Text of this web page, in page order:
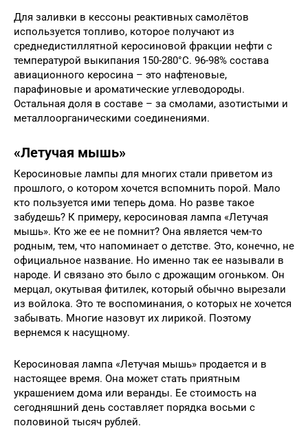
Для заливки в кессоны реактивных самолётов
используется топливо, которое получают из
среднедистиллятной керосиновой фракции нефти с
температурой выкипания 150-280°С. 96-98% состава
авиационного керосина – это нафтеновые,
парафиновые и ароматические углеводороды.
Остальная доля в составе – за смолами, азотистыми и
металлоорганическими соединениями.
«Летучая мышь»
Керосиновые лампы для многих стали приветом из
прошлого, о котором хочется вспомнить порой. Мало
кто пользуется ими теперь дома. Но разве такое
забудешь? К примеру, керосиновая лампа «Летучая
мышь». Кто же ее не помнит? Она является чем-то
родным, тем, что напоминает о детстве. Это, конечно, не
официальное название. Но именно так ее называли в
народе. И связано это было с дрожащим огоньком. Он
мерцал, окутывая фитилек, который обычно вырезали
из войлока. Это те воспоминания, о которых не хочется
забывать. Многие назовут их лирикой. Поэтому
вернемся к насущному.
Керосиновая лампа «Летучая мышь» продается и в
настоящее время. Она может стать приятным
украшением дома или веранды. Ее стоимость на
сегодняшний день составляет порядка восьми с
половиной тысяч рублей.